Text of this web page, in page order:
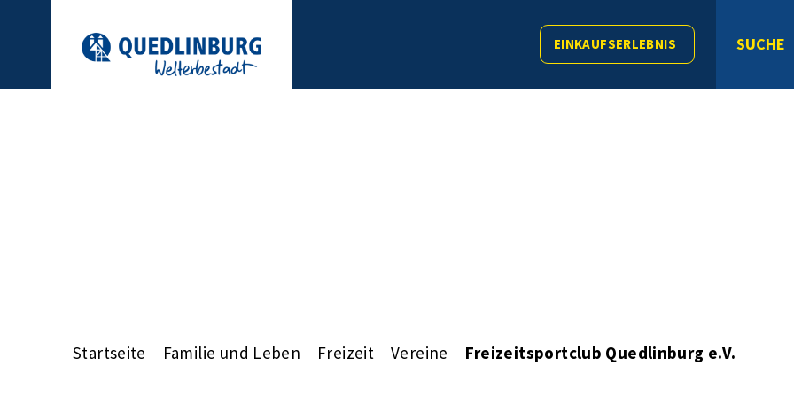
EINKAUFSERLEBNIS SUCHE
Startseite Familie und Leben Freizeit Vereine Freizeitsportclub Quedlinburg e.V.